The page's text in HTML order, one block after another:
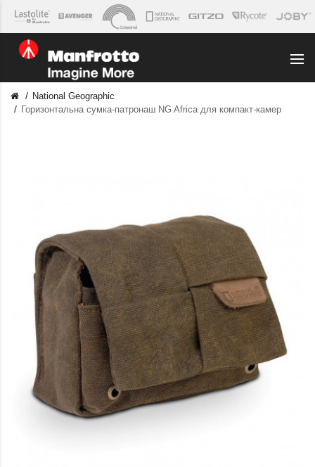
National Geographic
Горизонтальна сумка-патронаш NG Africa для компакт-камер